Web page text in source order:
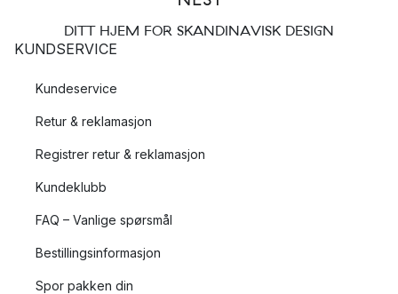
DITT HJEM FOR SKANDINAVISK DESIGN
KUNDSERVICE
Kundeservice
Retur & reklamasjon
Registrer retur & reklamasjon
Kundeklubb
FAQ – Vanlige spørsmål
Bestillingsinformasjon
Spor pakken din